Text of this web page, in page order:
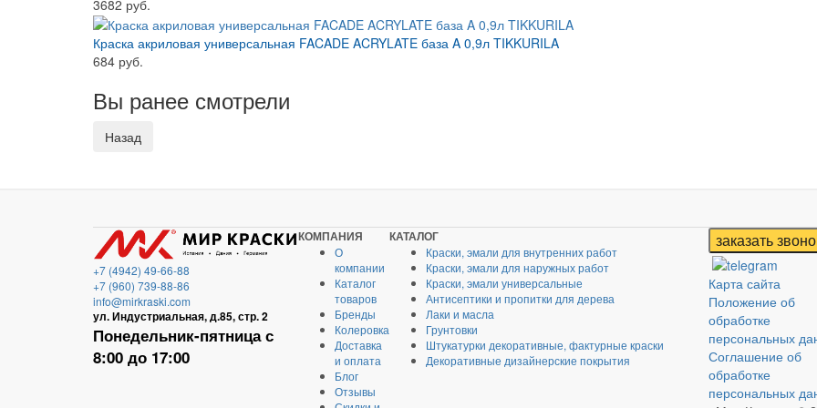
3682 руб.
Краска акриловая универсальная FACADE ACRYLATE база A 0,9л TIKKURILA
684 руб.
Вы ранее смотрели
+7 (4942) 49-66-88
+7 (960) 739-88-86
info@mirkraski.com
ул. Индустриальная, д.85, стр. 2
Понедельник-пятница с
8:00 до 17:00
КОМПАНИЯ
О
компании
Каталог
товаров
Бренды
Колеровка
Доставка
и оплата
Блог
Отзывы
КАТАЛОГ
Краски, эмали для внутренних работ
Краски, эмали для наружных работ
Краски, эмали универсальные
Антисептики и пропитки для дерева
Лаки и масла
Грунтовки
Штукатурки декоративные, фактурные краски
Декоративные дизайнерские покрытия
Карта сайта
Положение об
обработке
персональных
Соглашение об
обработке
персональных